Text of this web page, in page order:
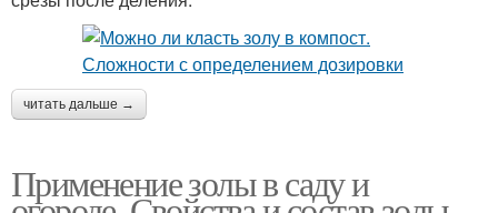
читать дальше →
Применение золы в саду и